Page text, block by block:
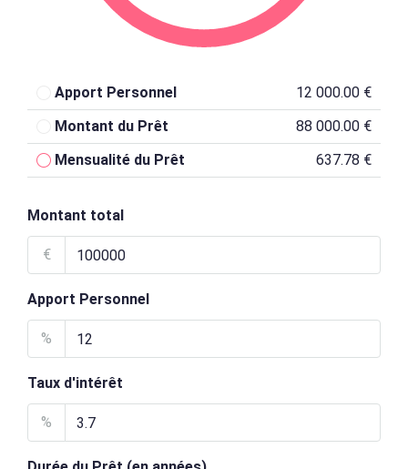
Apport Personnel
12 000.00 €
Montant du Prêt
88 000.00 €
Mensualité du Prêt
637.78 €
Montant total
€
Apport Personnel
%
Taux d'intérêt
%